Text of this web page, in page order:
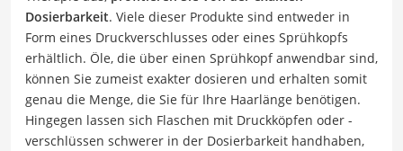
Dosierbarkeit. Viele dieser Produkte sind entweder in
Form eines Druckverschlusses oder eines Sprühkopfs
erhältlich. Öle, die über einen Sprühkopf anwendbar sind,
können Sie zumeist exakter dosieren und erhalten somit
genau die Menge, die Sie für Ihre Haarlänge benötigen.
Hingegen lassen sich Flaschen mit Druckköpfen oder -
verschlüssen schwerer in der Dosierbarkeit handhaben,